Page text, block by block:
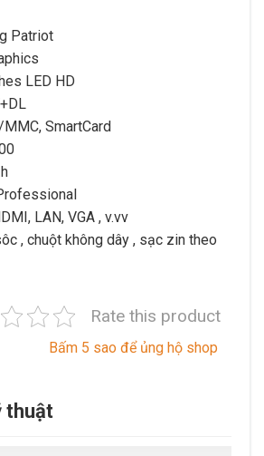
Patriot
LED HD
MMC, SmartCard
LAN, VGA , v.vv
, chuột không dây , sạc zin theo
Rate this product
Bấm 5 sao để ủng hộ shop
thuật